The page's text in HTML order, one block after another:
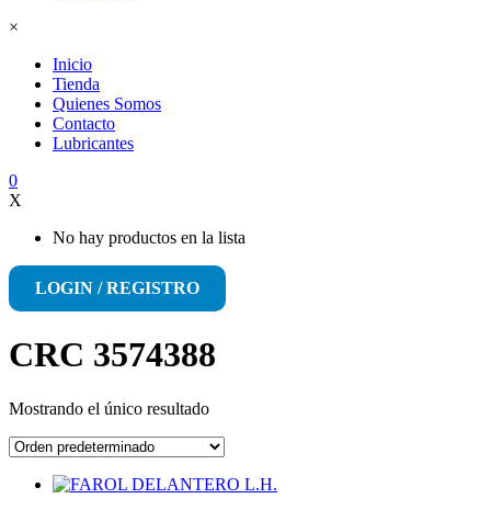
×
Inicio
Tienda
Quienes Somos
Contacto
Lubricantes
0
X
No hay productos en la lista
LOGIN / REGISTRO
CRC 3574388
Mostrando el único resultado